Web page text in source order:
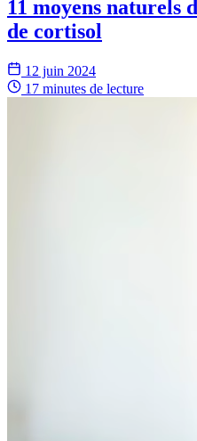
11 moyens naturels
de cortisol
12 juin 2024
17 minutes de lecture